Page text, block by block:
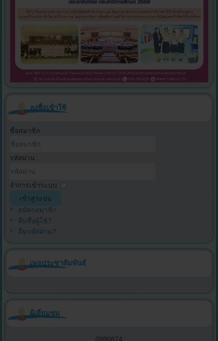
ลงชื่อเข้าใช้
ชื่อสมาชิก
รหัสผ่าน
จำการเข้าระบบ
เข้าสู่ระบบ
สมัครสมาชิก
ลืมชื่อผู้ใช้?
ลืมรหัสผ่าน?
เพจประชาสัมพันธ์
ผู้เยี่ยมชม
0990874